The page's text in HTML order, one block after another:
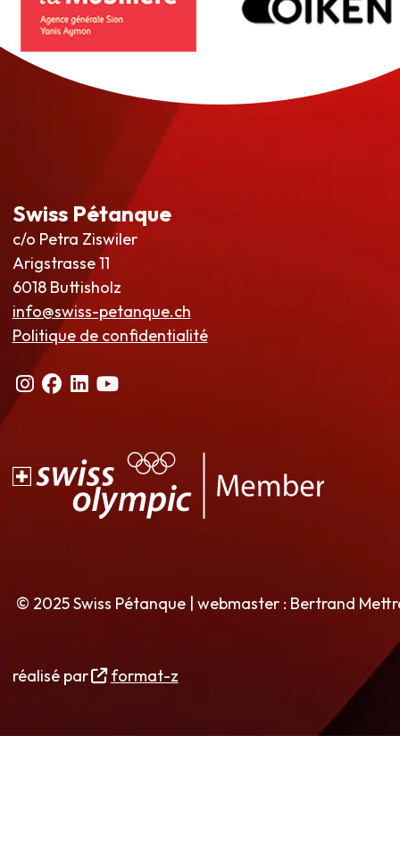
Swiss Pétanque
c/o Petra Ziswiler
Arigstrasse 11
6018 Buttisholz
info@swiss-petanque.ch
Politique de confidentialité
© 2025 Swiss Pétanque | webmaster : Bertrand
réalisé par format-z